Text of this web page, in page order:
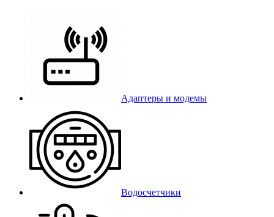
Адаптеры и модемы
Водосчетчики